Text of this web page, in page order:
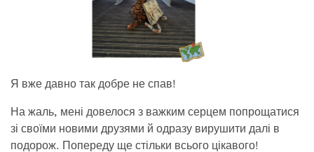
Я вже давно так добре не спав!
На жаль, мені довелося з важким серцем попрощатися
зі своїми новими друзями й одразу вирушити далі в
подорож. Попереду ще стільки всього цікавого!